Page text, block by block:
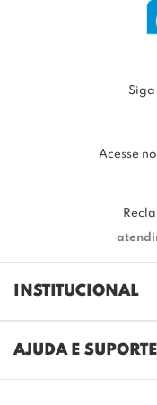
Siga
Acesse
INSTITUCIONAL
AJUDA E SUPORTE